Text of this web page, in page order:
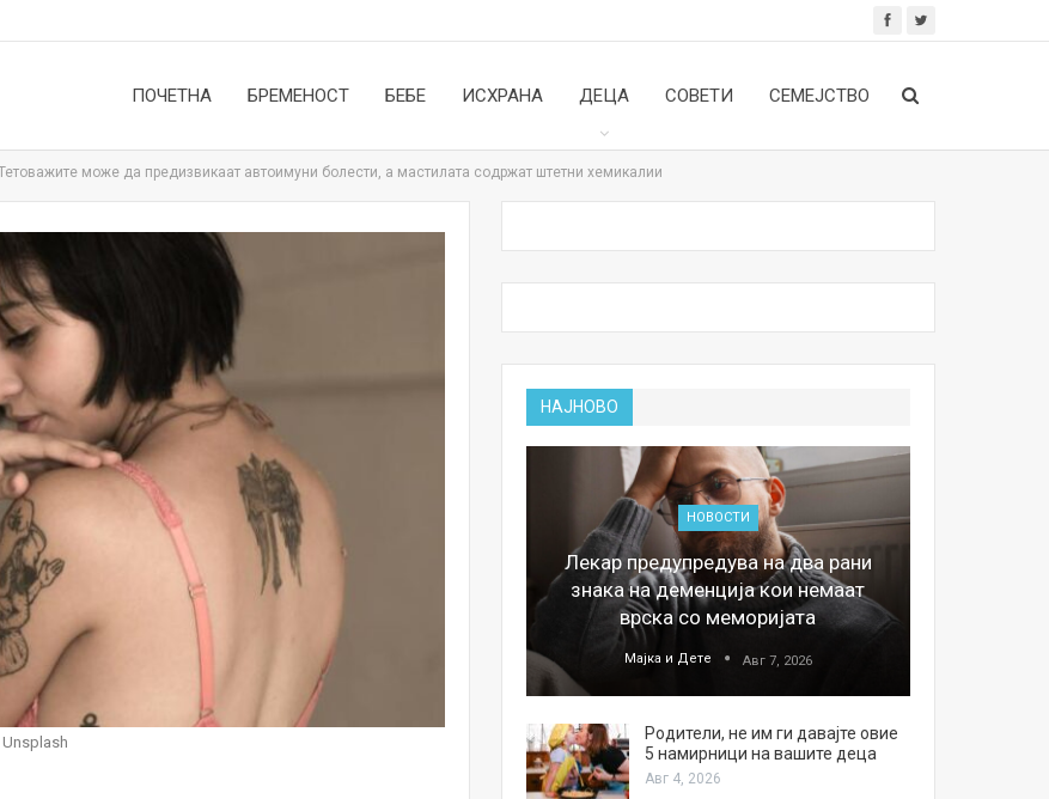
ПОЧЕТНА БРЕМЕНОСТ БЕБЕ ИСХРАНА ДЕЦА СОВЕТИ СЕМЕЈСТВО
може да предизвикаат автоимуни болести, а мастилата содржат штетни хемикалии
НАЈНОВО
НОВОСТИ
Финците вложија милион евра во
кал, за посилен имунитет на децата
Јул 24, 2026
Малолетниците ќе бидат офлајн
НОВОСТИ
Лекар предупредува на два рани
знака на деменција кои немаат
врска со меморијата
Мајка и Дете Авг 7, 2026
Родители, не им ги давајте овие
5 намирници на вашите деца
Авг 4, 2026